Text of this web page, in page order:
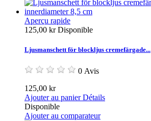
Aperçu rapide
125,00 krDisponible
Ljusmanschett för blockljus cremefärgade...
0 Avis
125,00 kr
Ajouter au panier Détails
Disponible
Ajouter au comparateur